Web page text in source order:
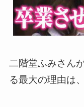
二階堂ふみさん
る最大の理由は